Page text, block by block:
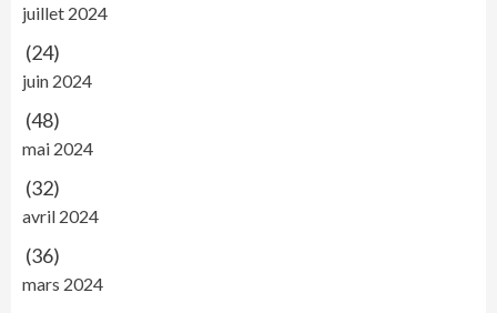
juillet 2024
(24)
juin 2024
(48)
mai 2024
(32)
avril 2024
(36)
mars 2024